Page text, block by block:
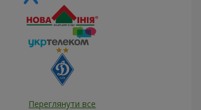
Переглянути все